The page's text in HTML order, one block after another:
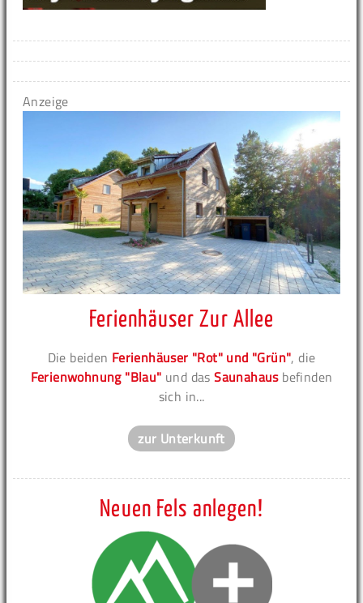
Anzeige
Ferienhäuser Zur Allee
Die beiden Ferienhäuser "Rot" und "Grün", die
Ferienwohnung "Blau" und dasSaunahausbefinden
sich in...
zur Unterkunft
Neuen Fels anlegen!